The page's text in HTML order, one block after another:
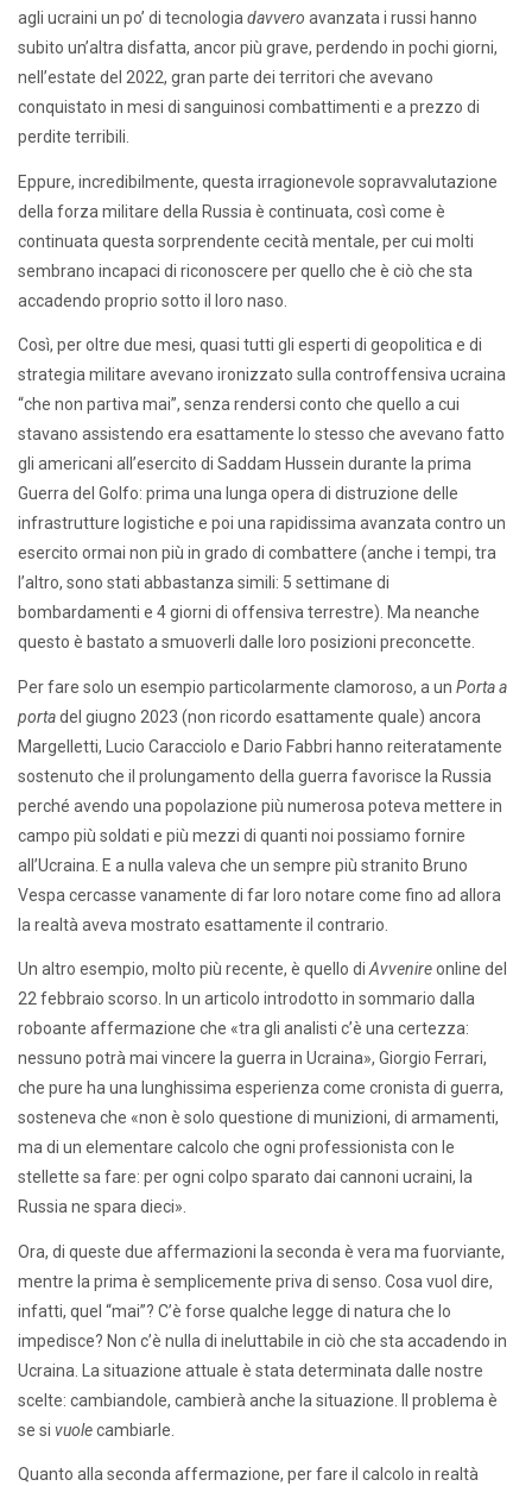
agli ucraini un po’ di tecnologiadavvero avanzata i russi hanno
subito un’altra disfatta, ancor più grave, perdendo in pochi giorni,
nell’estate del 2022, gran parte dei territori che avevano
conquistato in mesi di sanguinosi combattimenti e a prezzo di
perdite terribili.
Eppure, incredibilmente, questa irragionevole sopravvalutazione
della forza militare della Russia è continuata, così come è
continuata questa sorprendente cecità mentale, per cui molti
sembrano incapaci di riconoscere per quello che è ciò che sta
accadendo proprio sotto il loro naso.
Così, per oltre due mesi, quasi tutti gli esperti di geopolitica e di
strategia militare avevano ironizzato sulla controffensiva ucraina
“che non partiva mai”, senza rendersi conto che quello a cui
stavano assistendo era esattamente lo stesso che avevano fatto
gli americani all’esercito di Saddam Hussein durante la prima
Guerra del Golfo: prima una lunga opera di distruzione delle
infrastrutture logistiche e poi una rapidissima avanzata contro un
esercito ormai non più in grado di combattere (anche i tempi, tra
l’altro, sono stati abbastanza simili: 5 settimane di
bombardamenti e 4 giorni di offensiva terrestre). Ma neanche
questo è bastato a smuoverli dalle loro posizioni preconcette.
Per fare solo un esempio particolarmente clamoroso, a un Porta a
portadel giugno 2023 (non ricordo esattamente quale) ancora
Margelletti, Lucio Caracciolo e Dario Fabbri hanno reiteratamente
sostenuto che il prolungamento della guerra favorisce la Russia
perché avendo una popolazione più numerosa poteva mettere in
campo più soldati e più mezzi di quanti noi possiamo fornire
all’Ucraina. E a nulla valeva che un sempre più stranito Bruno
Vespa cercasse vanamente di far loro notare come fino ad allora
la realtà aveva mostrato esattamente il contrario.
Un altro esempio, molto più recente, è quello diAvvenireonline del
22 febbraio scorso. In un articolo introdotto in sommario dalla
roboante affermazione che «tra gli analisti c’è una certezza:
nessuno potrà mai vincere la guerra in Ucraina», Giorgio Ferrari,
che pure ha una lunghissima esperienza come cronista di guerra,
sosteneva che «non è solo questione di munizioni, di armamenti,
ma di un elementare calcolo che ogni professionista con le
stellette sa fare: per ogni colpo sparato dai cannoni ucraini, la
Russia ne spara dieci».
Ora, di queste due affermazioni la seconda è vera ma fuorviante,
mentre la prima è semplicemente priva di senso. Cosa vuol dire,
infatti, quel “mai”? C’è forse qualche legge di natura che lo
impedisce? Non c’è nulla di ineluttabile in ciò che sta accadendo in
Ucraina. La situazione attuale è stata determinata dalle nostre
scelte: cambiandole, cambierà anche la situazione. Il problema è
se si vuolecambiarle.
Quanto alla seconda affermazione, per fare il calcolo in realtà